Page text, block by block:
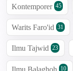
Kontemporer 45
Warits Faro'id 31
Ilmu Tajwid 23
Ilmu Balaghoh 10